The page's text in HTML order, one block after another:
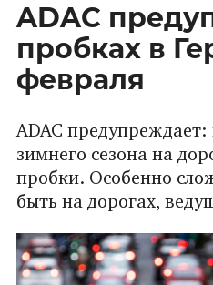
ADAC
пробках в
февраля
ADAC предупреждает:
зимнего сезона на
пробки. Особенно
быть на дорогах,